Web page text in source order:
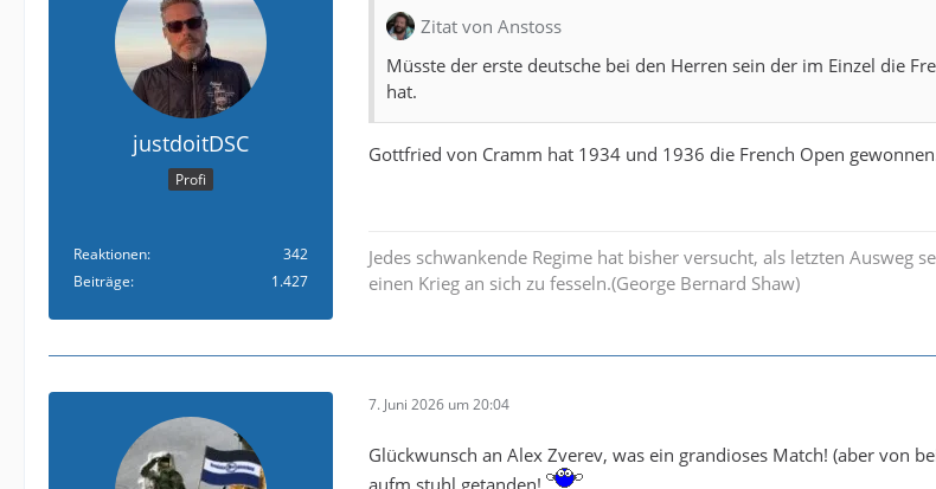
justdoitDSC
Profi
Reaktionen
342
Beiträge
1.427
Zitat von Anstoss
Müsste der erste deutsche bei den Herren sein der im Einzel die
hat.
Gottfried von Cramm hat 1934 und 1936 die French Open
Jedes schwankende Regime hat bisher versucht, als letzten Ausweg
einen Krieg an sich zu fesseln.(George Bernard Shaw)
7. Juni 2026 um 20:04
Glückwunsch an Alex Zverev, was ein grandioses Match! (aber von
aufm stuhl getanden!